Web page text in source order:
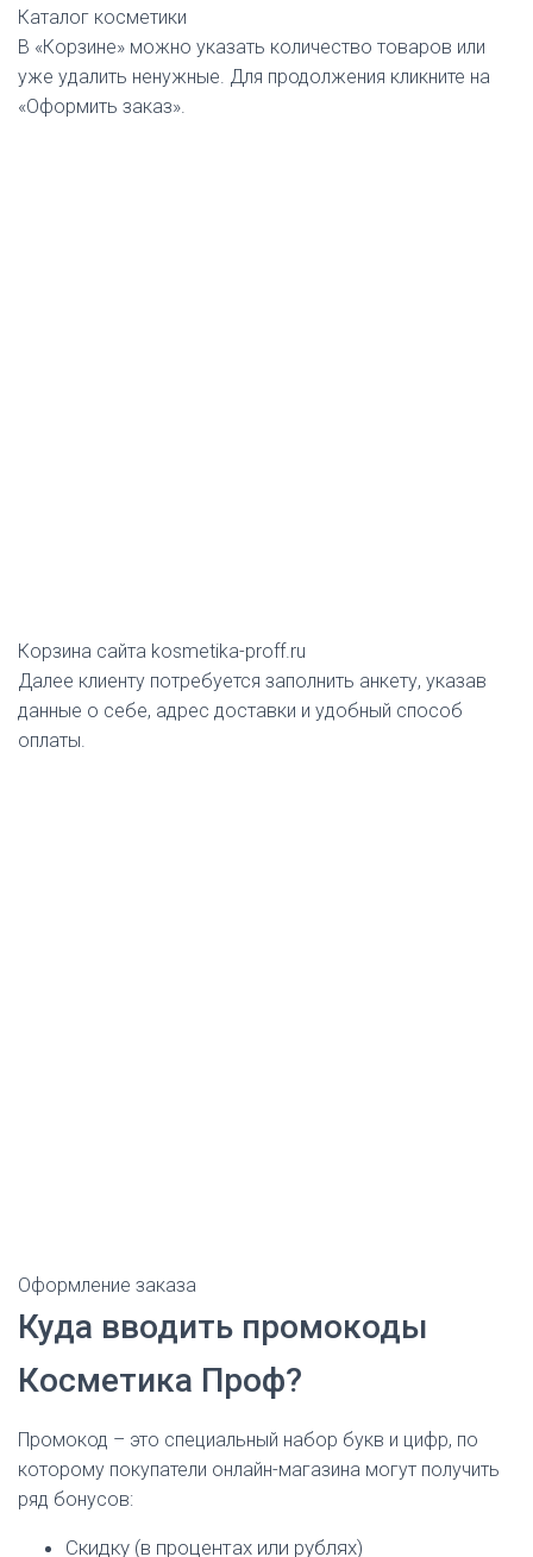
Каталог косметики
В «Корзине» можно указать количество товаров или
уже удалить ненужные. Для продолжения кликните на
«Оформить заказ».
Корзина сайта kosmetika-proff.ru
Далее клиенту потребуется заполнить анкету, указав
данные о себе, адрес доставки и удобный способ
оплаты.
Оформление заказа
Куда вводить промокоды
Косметика Проф?
Промокод – это специальный набор букв и цифр, по
которому покупатели онлайн-магазина могут получить
ряд бонусов:
Скидку (в процентах или рублях)